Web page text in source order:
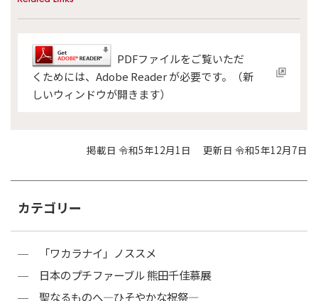
PDFファイルをご覧いただ
くためには、Adobe Reader が必要です。（新
しいウィンドウが開きます）
掲載日 令和5年12月1日 更新日 令和5年12月7日
カテゴリー
「ワカラナイ」ノススメ
日本のプチファーブル 熊田千佳慕展
聖なるものへ―ひそやかな祝祭―